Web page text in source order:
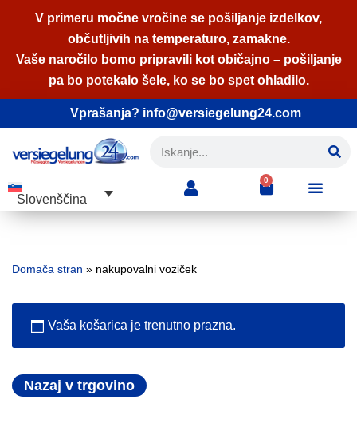
na
vsebino
V primeru močne vročine se pošiljanje izdelkov,
občutljivih na temperaturo, zamakne.
Vaše naročilo bomo pripravili kot običajno – pošiljanje
pa bo potekalo šele, ko se bo spet ohladilo.
Vprašanja? info@versiegelung24.com
Slovenščina
0
Domača stran » nakupovalni voziček
Vaša košarica je trenutno prazna.
Nazaj v trgovino